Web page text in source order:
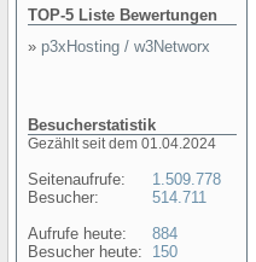
TOP-5 Liste Bewertungen
» p3xHosting / w3Networx
Besucherstatistik
Gezählt seit dem 01.04.2024
Seitenaufrufe:
Besucher:
Aufrufe heute:
Besucher heute:
1.509.778
514.711
884
150